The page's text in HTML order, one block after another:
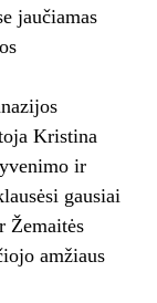
jaučiamas
Kristina
ir
gausiai
Žemaitės
amžiaus